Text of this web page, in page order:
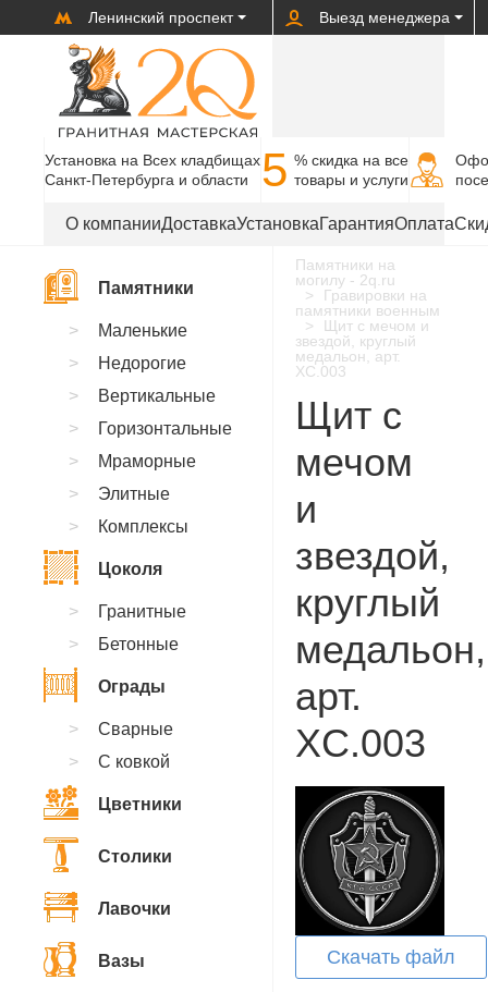
Ленинский проспект Выезд менеджера
Установка на Всех кладбищах
Санкт-Петербурга и области
5 % cкидка на все
товары и услуги
О компанииДоставкаУстановкаГарантияОплата
Памятники на
могилу - 2q.ru
Гравировки на
памятники военным
Щит с мечом и
звездой, круглый
медальон, арт.
XC.003
Щит с
мечом
и
звездой,
круглый
медальон,
арт.
XC.003
Скачать файл
Памятники
Маленькие
Недорогие
Вертикальные
Горизонтальные
Мраморные
Элитные
Комплексы
Цоколя
Гранитные
Бетонные
Ограды
Сварные
С ковкой
Цветники
Столики
Лавочки
Вазы